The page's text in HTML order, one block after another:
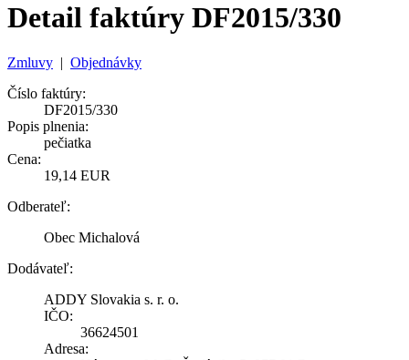
Detail faktúry DF2015/330
Zmluvy | Objednávky
Číslo faktúry:
DF2015/330
Popis plnenia:
pečiatka
Cena:
19,14 EUR
Odberateľ:
Obec Michalová
Dodávateľ:
ADDY Slovakia s. r. o.
IČO:
36624501
Adresa: